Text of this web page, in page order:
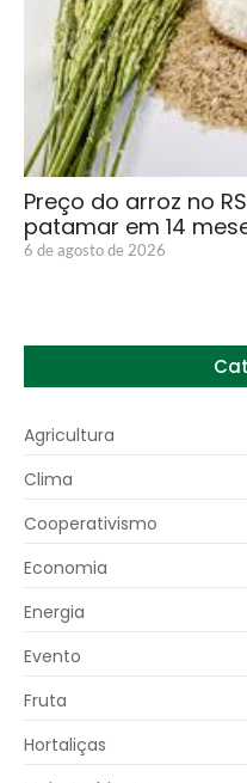
Preço do arroz no
patamar em 14
6 de agosto de 2026
Agricultura
Clima
Cooperativismo
Economia
Energia
Evento
Fruta
Hortaliças